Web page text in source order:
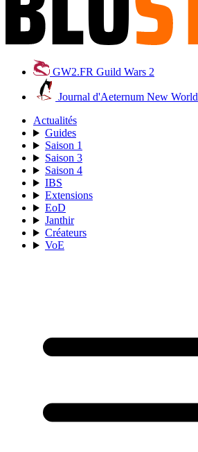
GW2.FR Guild Wars 2
Journal d'Aeternum New World
Actualités
Guides
Saison 1
Saison 3
Saison 4
IBS
Extensions
EoD
Janthir
Créateurs
VoE